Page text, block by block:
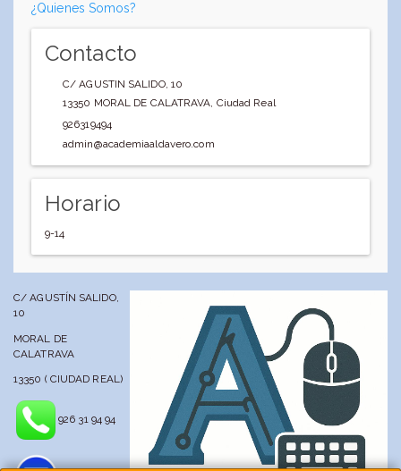
¿Quienes Somos?
Contacto
C/ AGUSTIN SALIDO, 10
13350 MORAL DE CALATRAVA, Ciudad Real
926319494
admin@academiaaldavero.com
Horario
9-14
C/ AGUSTÍN SALIDO,
10
MORAL DE
CALATRAVA
13350 ( CIUDAD REAL)
926 31 94 94